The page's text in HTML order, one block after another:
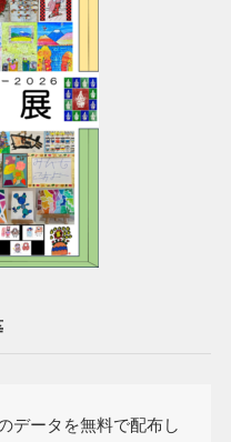
データを無料で配布し